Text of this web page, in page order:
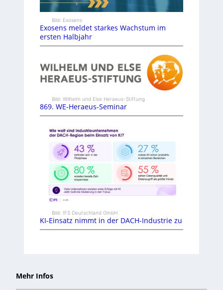
Bild: Exosens
Exosens meldet starkes Wachstum im
ersten Halbjahr
Bild: Wilhelm und Else Heraeus-Stiftung
869. WE-Heraeus-Seminar
Bild: IFS Deutschland GmbH
KI-Einsatz nimmt in der DACH-Industrie zu
Mehr Infos